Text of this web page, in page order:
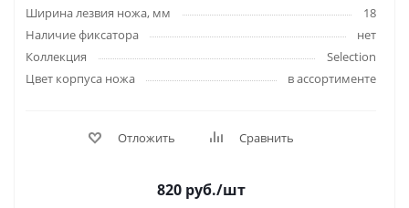
Ширина лезвия ножа, мм
18
Наличие фиксатора
нет
Коллекция
Selection
Цвет корпуса ножа
в ассортименте
Отложить Сравнить
820 руб./шт